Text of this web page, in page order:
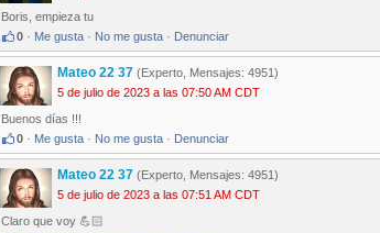
Boris, empieza tu
0 · Me gusta · No me gusta · Denunciar
Mateo 22 37 (Experto, Mensajes: 4951)
5 de julio de 2023 a las 07:50 AM CDT
Buenos días !!!
0 · Me gusta · No me gusta · Denunciar
Mateo 22 37 (Experto, Mensajes: 4951)
5 de julio de 2023 a las 07:51 AM CDT
Claro que voy 💪🏻